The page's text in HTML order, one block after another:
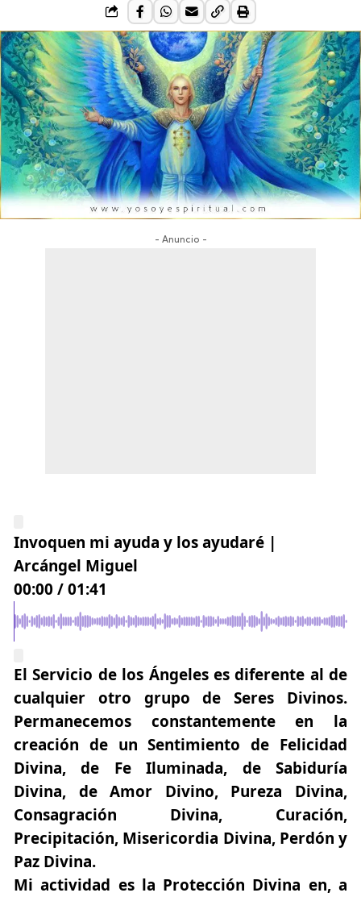
- Anuncio -
Invoquen mi ayuda y los ayudaré |
Arcángel Miguel
00:00 /01:41
El Servicio de los Ángeles es diferente al de
cualquier otro grupo de Seres Divinos.
Permanecemos constantemente en la
creación de un Sentimiento de Felicidad
Divina, de Fe Iluminada, de Sabiduría
Divina, de Amor Divino, Pureza Divina,
Consagración Divina, Curación,
Precipitación, Misericordia Divina, Perdón y
Paz Divina.
Mi actividad es la Protección Divina en, a